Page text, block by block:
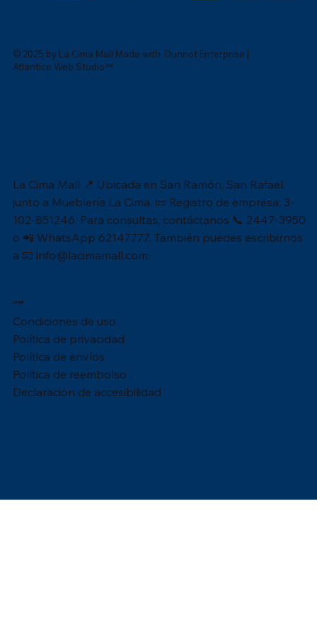
Legal
Condiciones de uso
Política de privacidad
Política de envíos
Política de reembolso
Declaración de accesibilidad
La Cima Mall 📍 Ubicada en San Ramón, San Rafael,
junto a Mueblería La Cima. 📜 Registro de empresa: 3-
102-851246. Para consultas, contáctanos 📞 2447-3950
o 📲 WhatsApp 62147777. También puedes escribirnos
a 📧 info@lacimamall.com.
© 2025 by La Cima Mall Made with Dunnot Enterprise |
Atlantico Web Studio™